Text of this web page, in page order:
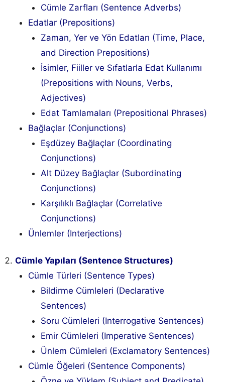
Cümle Zarfları (Sentence Adverbs)
Edatlar (Prepositions)
Zaman, Yer ve Yön Edatları (Time, Place,
and Direction Prepositions)
İsimler, Fiiller ve Sıfatlarla Edat Kullanımı
(Prepositions with Nouns, Verbs,
Adjectives)
Edat Tamlamaları (Prepositional Phrases)
Bağlaçlar (Conjunctions)
Eşdüzey Bağlaçlar (Coordinating
Conjunctions)
Alt Düzey Bağlaçlar (Subordinating
Conjunctions)
Karşılıklı Bağlaçlar (Correlative
Conjunctions)
Ünlemler (Interjections)
Cümle Yapıları (Sentence Structures)
Cümle Türleri (Sentence Types)
Bildirme Cümleleri (Declarative
Sentences)
Soru Cümleleri (Interrogative Sentences)
Emir Cümleleri (Imperative Sentences)
Ünlem Cümleleri (Exclamatory Sentences)
Cümle Öğeleri (Sentence Components)